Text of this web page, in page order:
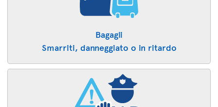
Bagagli
Smarriti, danneggiato o in ritardo